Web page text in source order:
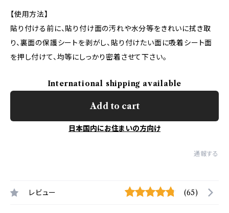
【使用方法】
貼り付ける前に、貼り付け面の汚れや水分等をきれいに拭き取
り、裏面の保護シートを剥がし、貼り付けたい面に吸着シート面
を押し付けて、均等にしっかり密着させて下さい。
International shipping available
Add to cart
日本国内にお住まいの方向け
通報する
レビュー (65)